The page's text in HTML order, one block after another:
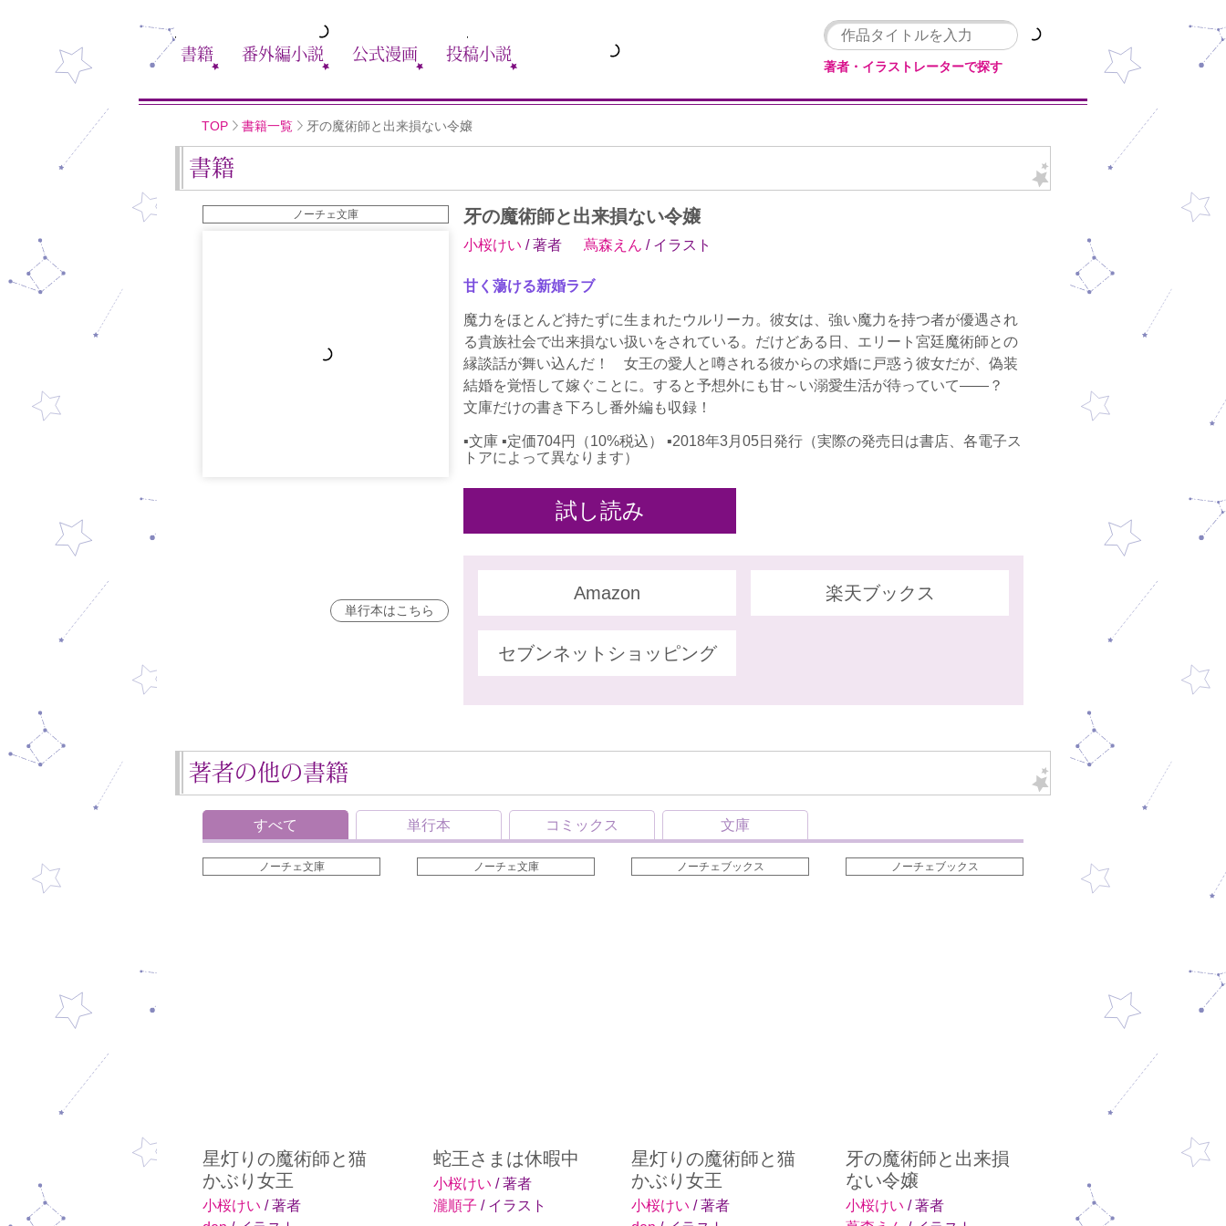
書籍 番外編小説 公式漫画 投稿小説
著者・イラストレーターで探す
TOP 書籍一覧 牙の魔術師と出来損ない令嬢
書籍
ノーチェ文庫
単行本はこちら
牙の魔術師と出来損ない令嬢
小桜けい / 著者 蔦森えん / イラスト
甘く蕩ける新婚ラブ
魔力をほとんど持たずに生まれたウルリーカ。彼女は、強い魔力を持つ者が優遇され
る貴族社会で出来損ない扱いをされている。だけどある日、エリート宮廷魔術師との
縁談話が舞い込んだ！ 女王の愛人と噂される彼からの求婚に戸惑う彼女だが、偽装
結婚を覚悟して嫁ぐことに。すると予想外にも甘～い溺愛生活が待っていて――？
文庫だけの書き下ろし番外編も収録！
▪文庫 ▪定価704円（10%税込） ▪2018年3月05日発行（実際の発売日は書店、各電子ス
トアによって異なります）
試し読み
Amazon 楽天ブックス
セブンネットショッピング
著者の他の書籍
すべて 単行本 コミックス 文庫
ノーチェ文庫
星灯りの魔術師と猫
かぶり女王
小桜けい / 著者
ノーチェ文庫
蛇王さまは休暇中
小桜けい / 著者
瀧順子 / イラスト
ノーチェブックス
星灯りの魔術師と猫
かぶり女王
小桜けい / 著者
ノーチェブックス
牙の魔術師と出来損
ない令嬢
小桜けい / 著者